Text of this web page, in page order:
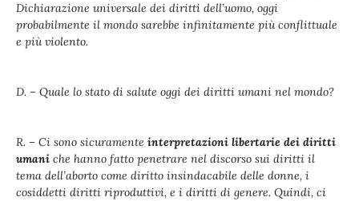
Dichiarazione universale dei diritti dell’uomo, oggi
probabilmente il mondo sarebbe infinitamente più conflittuale
e più violento.
D. – Quale lo stato di salute oggi dei diritti umani nel mondo?
R. – Ci sono sicuramente interpretazioni libertarie dei diritti
umani che hanno fatto penetrare nel discorso sui diritti il
tema dell’aborto come diritto insindacabile delle donne, i
cosiddetti diritti riproduttivi, e i diritti di genere. Quindi, ci